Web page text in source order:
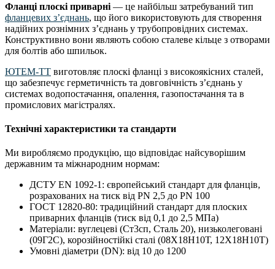
Фланці плоскі приварні — це найбільш затребуваний тип
фланцевих з’єднань, що його використовують для створення
надійних рознімних з’єднань у трубопровідних системах.
Конструктивно вони являють собою сталеве кільце з отворами
для болтів або шпильок.
ЮТЕМ-ТТ виготовляє плоскі фланці з високоякісних сталей,
що забезпечує герметичність та довговічність з’єднань у
системах водопостачання, опалення, газопостачання та в
промислових магістралях.
Технічні характеристики та стандарти
Ми виробляємо продукцію, що відповідає найсуворішим
державним та міжнародним нормам:
ДСТУ EN 1092-1: європейський стандарт для фланців,
розрахованих на тиск від PN 2,5 до PN 100
ГОСТ 12820-80: традиційний стандарт для плоских
приварних фланців (тиск від 0,1 до 2,5 МПа)
Матеріали: вуглецеві (Ст3сп, Сталь 20), низьколеговані
(09Г2С), корозійностійкі сталі (08Х18Н10Т, 12Х18Н10Т)
Умовні діаметри (DN): від 10 до 1200